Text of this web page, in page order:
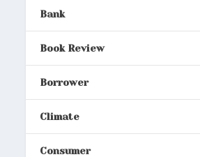
Bank
Book Review
Borrower
Climate
Consumer